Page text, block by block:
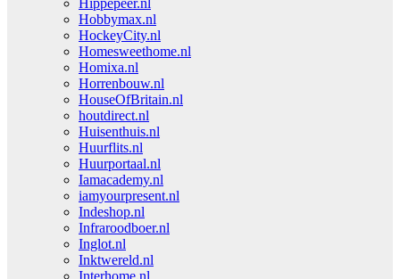
Hippepeer.nl
Hobbymax.nl
HockeyCity.nl
Homesweethome.nl
Homixa.nl
Horrenbouw.nl
HouseOfBritain.nl
houtdirect.nl
Huisenthuis.nl
Huurflits.nl
Huurportaal.nl
Iamacademy.nl
iamyourpresent.nl
Indeshop.nl
Infraroodboer.nl
Inglot.nl
Inktwereld.nl
Interhome.nl